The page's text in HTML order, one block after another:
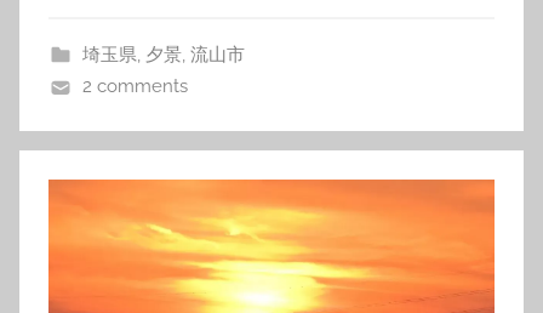
埼玉県, 夕景, 流山市
2 comments